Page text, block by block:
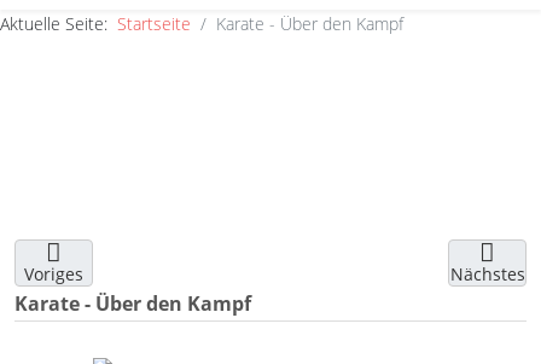
Aktuelle Seite: Startseite Karate - Über den Kampf
Voriges Nächstes
Karate - Über den Kampf